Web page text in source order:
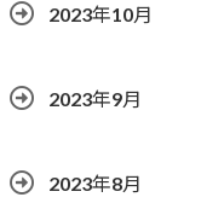
2023年10月
2023年9月
2023年8月